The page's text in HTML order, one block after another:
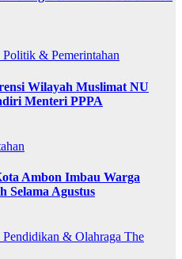
Politik & Pemerintahan
Wilayah Muslimat NU
Menteri PPPA
Ambon Imbau Warga
Selama Agustus
Pendidikan & Olahraga The